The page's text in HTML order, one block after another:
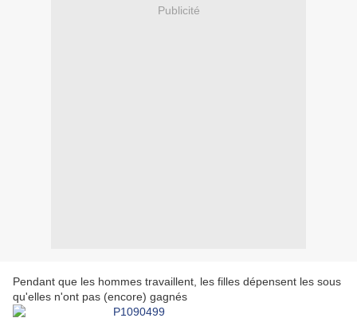
Publicité
Pendant que les hommes travaillent, les filles dépensent les sous
qu'elles n'ont pas (encore) gagnés